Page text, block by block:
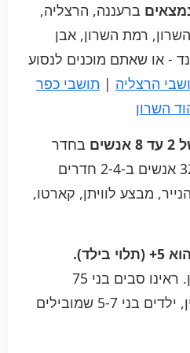
ברעננה, הרצליה,
רמת השרון, אבן
- או שאתם מוכנים לנסוע
הרצליה | תושבי כפר
השרון
בחדר
אחד, או 8 עד 32 אנשים ב-2-4 חדרים
מבצע לוויתן, קארטו,
המקסימלי - אין. ראינו סבים בני 75
שמסיימים מצוין, ילדים בני 5-7 שמובילים